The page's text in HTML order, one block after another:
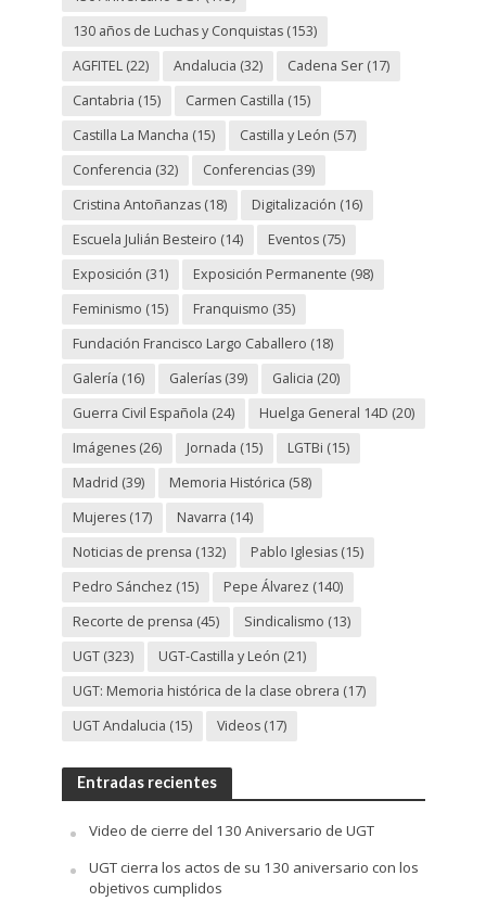
130 años de Luchas y Conquistas(153)
AGFITEL(22) Andalucia (32) Cadena Ser(17)
Cantabria (15) Carmen Castilla (15)
Castilla La Mancha (15) Castilla y León (57)
Conferencia (32) Conferencias(39)
Cristina Antoñanzas(18) Digitalización (16)
Escuela Julián Besteiro (14) Eventos(75)
Exposición (31) Exposición Permanente (98)
Feminismo (15) Franquismo (35)
Fundación Francisco Largo Caballero (18)
Galería (16) Galerías(39) Galicia (20)
Guerra Civil Española (24) Huelga General 14D (20)
Imágenes(26) Jornada (15) LGTBi (15)
Madrid (39) Memoria Histórica (58)
Mujeres(17) Navarra (14)
Noticias de prensa (132) Pablo Iglesias(15)
Pedro Sánchez (15) Pepe Álvarez (140)
Recorte de prensa (45) Sindicalismo (13)
UGT(323) UGT-Castilla y León (21)
UGT: Memoria histórica de la clase obrera (17)
UGT Andalucia (15) Videos(17)
Entradas recientes
Video de cierre del 130 Aniversario de UGT
UGT cierra los actos de su 130 aniversario con los
objetivos cumplidos